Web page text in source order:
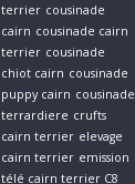
terrier cousinade
cairn cousinade cairn
terrier cousinade
chiot cairn cousinade
puppy cairn cousinade
terrardiere crufts
cairn terrier elevage
cairn terrier emission
télé cairn terrier C8